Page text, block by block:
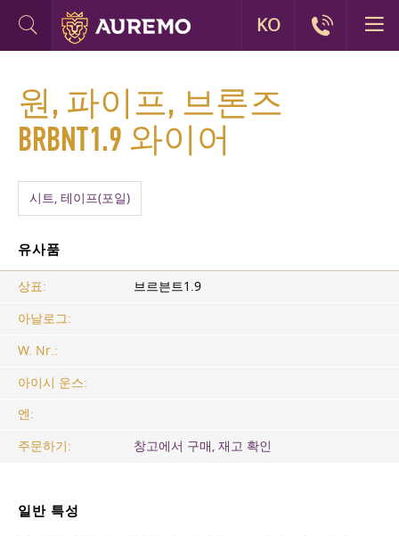
원, 파이프, 브론즈
BRBNT1.9 와이어
시트, 테이프(포일)
유사품
상표:
브르븐트1.9
아날로그:
W. Nr.:
아이시 운스:
엔:
주문하기:
창고에서 구매, 재고 확인
일반 특성
KO